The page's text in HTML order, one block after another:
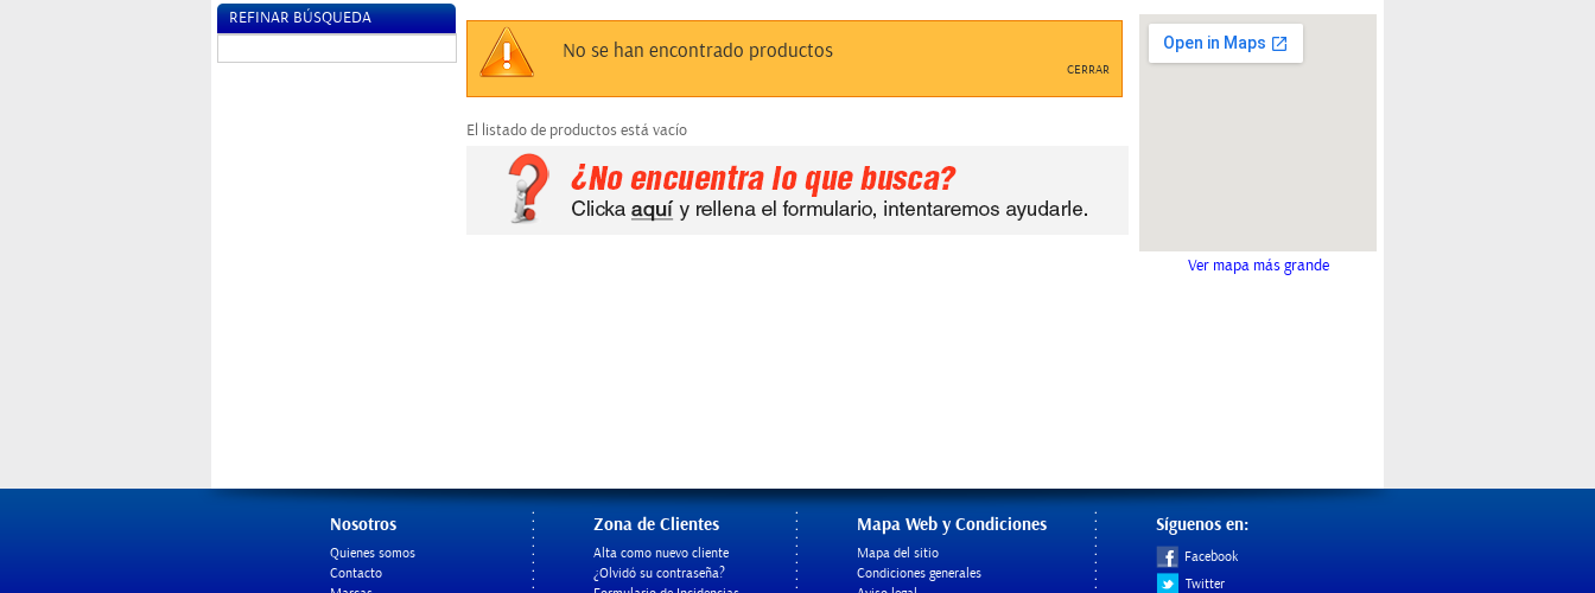
REFINAR BÚSQUEDA
No se han encontrado productos
CERRAR
El listado de productos está vacío
Ver mapa más grande
Nosotros
Quienes somos
Contacto
Zona de Clientes
Alta como nuevo cliente
¿Olvidó su contraseña?
Mapa Web y Condiciones
Mapa del sitio
Condiciones generales
Síguenos en:
Facebook
Twitter